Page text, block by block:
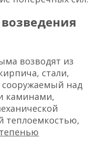
возводят из
стали,
над
каминами,
теплоемкостью,